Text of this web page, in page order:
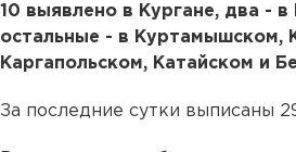
10 выявлено в Кургане, два -
остальные - в Куртамышском,
Каргапольском, Катайском и
За последние сутки выписаны